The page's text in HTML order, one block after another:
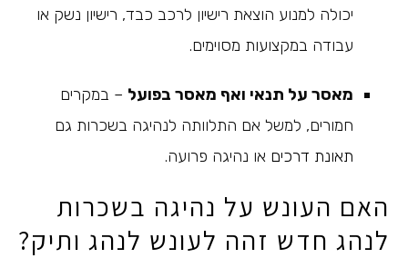
יכולה למנוע הוצאת רישיון לרכב כבד, רישיון נשק או
עבודה במקצועות מסוימים.
מאסר על תנאי ואף מאסר בפועל– במקרים
חמורים, למשל אם התלוותה לנהיגה בשכרות גם
תאונת דרכיםאו נהיגה פרועה.
האם העונש על נהיגה בשכרות
לנהג חדש זהה לעונש לנהג ותיק?